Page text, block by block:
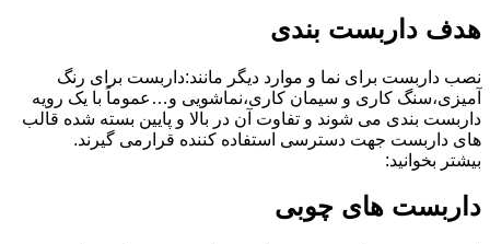
هدف داربست بندی
نصب داربست برای نما و موارد دیگر مانند:داربست برای رنگ
آمیزی،سنگ کاری و سیمان کاری،نماشویی و…عموماً با یک رویه
داربست بندی می شوند و تفاوت آن در بالا و پایین بسته شده قالب
های داربست جهت دسترسی استفاده کننده قرارمی گیرند.
بیشتر بخوانید:
داربست های چوبی